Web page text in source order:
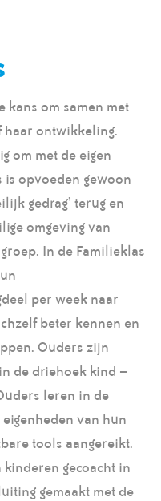
kans om samen met
haar ontwikkeling.
om met de eigen
is opvoeden gewoon
gedrag’ terug en
omgeving van
In de Familieklas
per week naar
beter kennen en
Ouders zijn
de driehoek kind –
leren in de
van hun
tools aangereikt.
gecoacht in
gemaakt met de